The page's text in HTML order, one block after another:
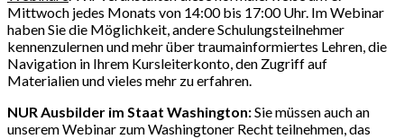
Mittwoch jedes Monats von 14:00 bis 17:00 Uhr. Im Webinar
haben Sie die Möglichkeit, andere Schulungsteilnehmer
kennenzulernen und mehr über traumainformiertes Lehren, die
Navigation in Ihrem Kursleiterkonto, den Zugriff auf
Materialien und vieles mehr zu erfahren.
NUR Ausbilder im Staat Washington:Sie müssen auch an
unserem Webinar zum Washingtoner Recht teilnehmen, das